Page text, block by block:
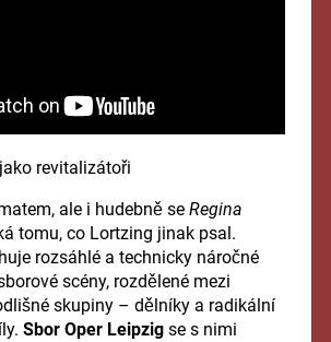
revitalizátoři
ale i hudebně se Regina
tomu, co Lortzing jinak psal.
rozsáhlé a technicky náročné
scény, rozdělené mezi
skupiny – dělníky a radikální
Sbor Oper Leipzigse s nimi